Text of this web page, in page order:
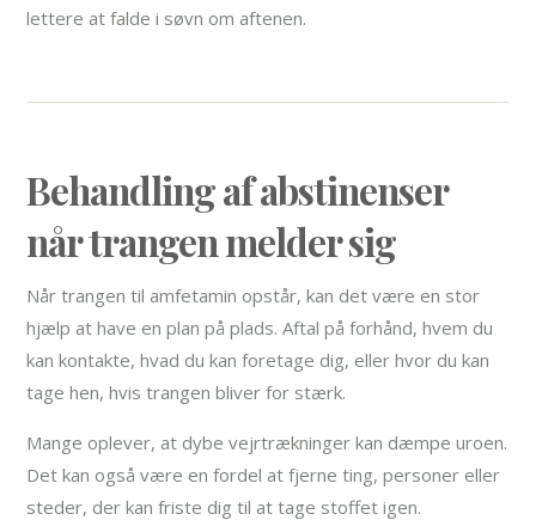
lettere at falde i søvn om aftenen.
Behandling af abstinenser
når trangen melder sig
Når trangen til amfetamin opstår, kan det være en stor
hjælp at have en plan på plads. Aftal på forhånd, hvem du
kan kontakte, hvad du kan foretage dig, eller hvor du kan
tage hen, hvis trangen bliver for stærk.
Mange oplever, at dybe vejrtrækninger kan dæmpe uroen.
Det kan også være en fordel at fjerne ting, personer eller
steder, der kan friste dig til at tage stoffet igen.